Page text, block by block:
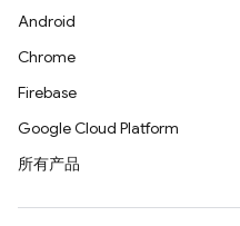
Android
Chrome
Firebase
Google Cloud Platform
所有产品